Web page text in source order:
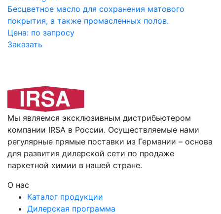
Бесцветное масло для сохранения матового
покрытия, а также промасленных полов.
Цена: по запросу
Заказать
Мы являемся эксклюзивным дистрибьютером
компании IRSA в России. Осуществляемые нами
регулярные прямые поставки из Германии – основа
для развития дилерской сети по продаже
паркетной химии в нашей стране.
О нас
Каталог продукции
Дилерская программа